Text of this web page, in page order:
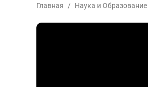
Главная / Наука и Образование